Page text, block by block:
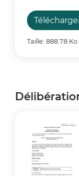
Taille: 888.78 Ko